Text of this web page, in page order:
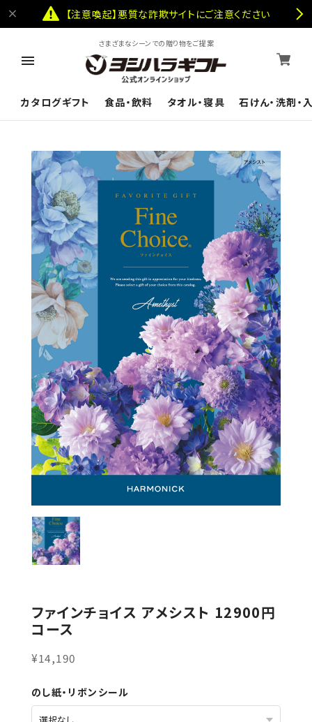
【注意喚起】悪質な詐欺サイトにご注意ください
さまざまなシーンでの贈り物をご提案
カタログギフト 食品・飲料 タオル・寝具 石けん・洗剤・
ファインチョイス アメシスト 12900円
コース
¥14,190
のし紙・リボンシール